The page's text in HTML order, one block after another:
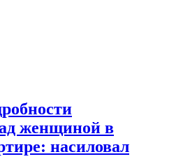
женщиной в
насиловал